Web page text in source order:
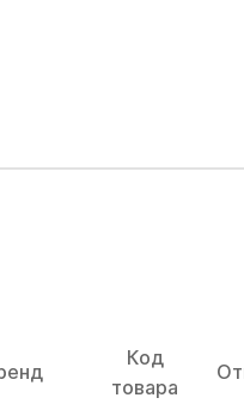
Код
товара